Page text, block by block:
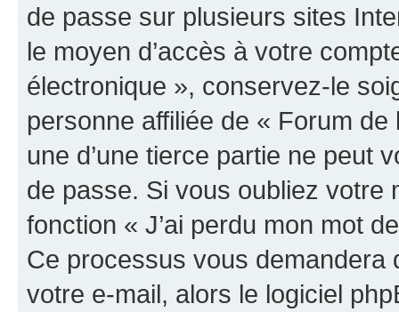
de passe sur plusieurs sites
le moyen d’accès à votre
électronique », conservez-le
personne affiliée de « Forum
une d’une tierce partie ne peut
de passe. Si vous oubliez votre
fonction « J’ai perdu mon mot
Ce processus vous demandera
votre e-mail, alors le logiciel